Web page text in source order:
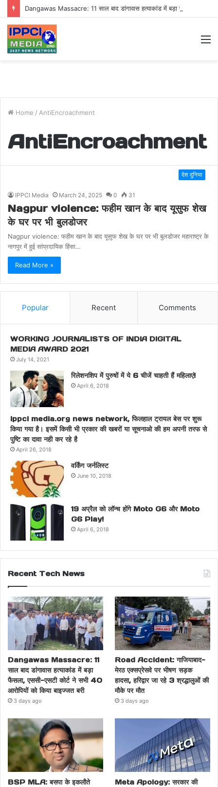
Home / AntiEncroachment
AntiEncroachment
देश दुनिया
IPPCI Media March 24, 2025 0 31
Nagpur violence: फहीम खान के बाद यूसुफ शेख
के घर पर भी बुलडोजर
Nagpur violence: फहीम खान के बाद यूसुफ शेख के घर पर भी बुलडोजर महाराष्ट्र के
नागपुर में हुई सांप्रदायिक हिंसा…
Read More »
Popular Recent Comments
WORKING JOURNALISTS OF INDIA DIGITAL
MEDIA AWARD 2021
July 14, 2021
रिलेशनशिप में पुरुषों में ये 6 चीजें चाहती हैं महिलाएं!
April 6, 2018
ippci media.org news network, फिलहाल ट्रायल बेस पर शुरू
किया गया है। इसमें किसी भी प्रकार की खबरों या सूचनाओ की हम अपनी तरफ से
पुष्टि का दावा नही कर रहे है
April 26, 2018
वर्किंग जर्नलिस्ट
June 10, 2018
19 अप्रैल को लॉन्च होंगे Moto G6 और Moto
G6 Play!
April 6, 2018
Recent Tech News
Dangawas Massacre: 11
साल बाद डांगावास हत्याकांड में बड़ा
फैसला, एससी-एसटी कोर्ट ने सभी 40
आरोपियों को किया बाइज्जत बरी
3 days ago
Road Accident: गाजियाबाद-
मेरठ एक्सप्रेसवे पर भीषण सड़क
हादसा, हरिद्वार जा रहे 3 श्रद्धालुओं की
मौके पर मौत
3 days ago
BSP MLA: बसपा के इकलौते
Meta Apology: सरकार की